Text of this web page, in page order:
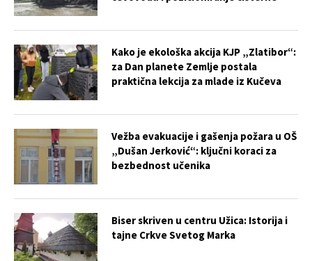
Kako je ekološka akcija KJP „Zlatibor“:
za Dan planete Zemlje postala
praktična lekcija za mlade iz Kučeva
Vežba evakuacije i gašenja požara u OŠ
„Dušan Jerković“: ključni koraci za
bezbednost učenika
Biser skriven u centru Užica: Istorija i
tajne Crkve Svetog Marka